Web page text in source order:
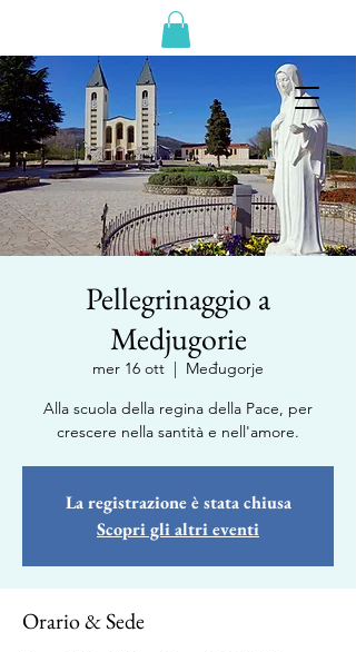
Pellegrinaggio a
Medjugorie
mer 16 ott
Međugorje
Alla scuola della regina della Pace, per
crescere nella santità e nell'amore.
La registrazione è stata chiusa
Scopri gli altri eventi
Orario & Sede